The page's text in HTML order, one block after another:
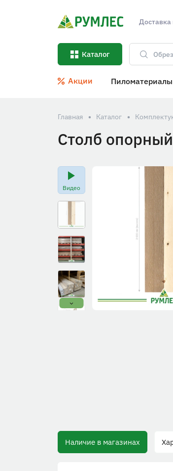
Доставка
Каталог
Акции Пиломатериалы
Главная Каталог
Столб
Видео
Наличие в магазинах